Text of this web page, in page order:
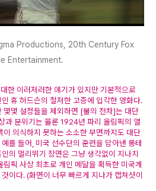
Productions, 20th Century Fox
Entertainment.
한 이러저러한 얘기가 있지만 기본적으로
휴 허드슨의 철저한 고증에 입각한 영화다.
몇몇 설정들을 제외하면 [불의 전차]는 대단
과 분위기는 물론 1924년 파리 올림픽의 열
의식하지 못하는 소소한 부면까지도 대단
를 들어, 미국 선수단의 훈련을 담아낸 롱테
의 멀리뛰기 장면은 그냥 생각없이 지나치
픽 사상 최초로 개인 메달을 획득한 미국계
이다. (화면이 너무 빠르게 지나가 캡쳐샷이